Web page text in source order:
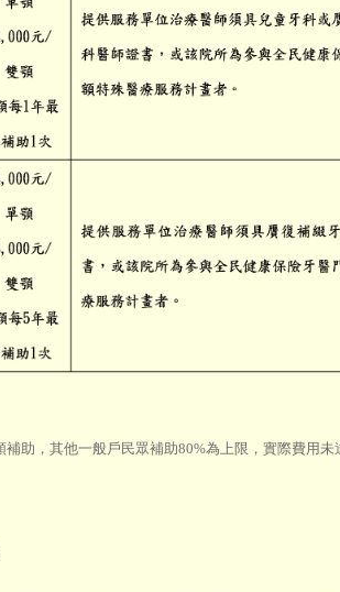
助，其他一般戶民眾補助80%為上限，實際費用未